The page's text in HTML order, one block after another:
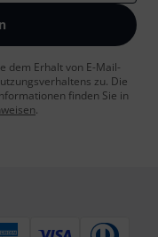
dem Erhalt von E-Mail-
zu. Die
finden Sie in
.